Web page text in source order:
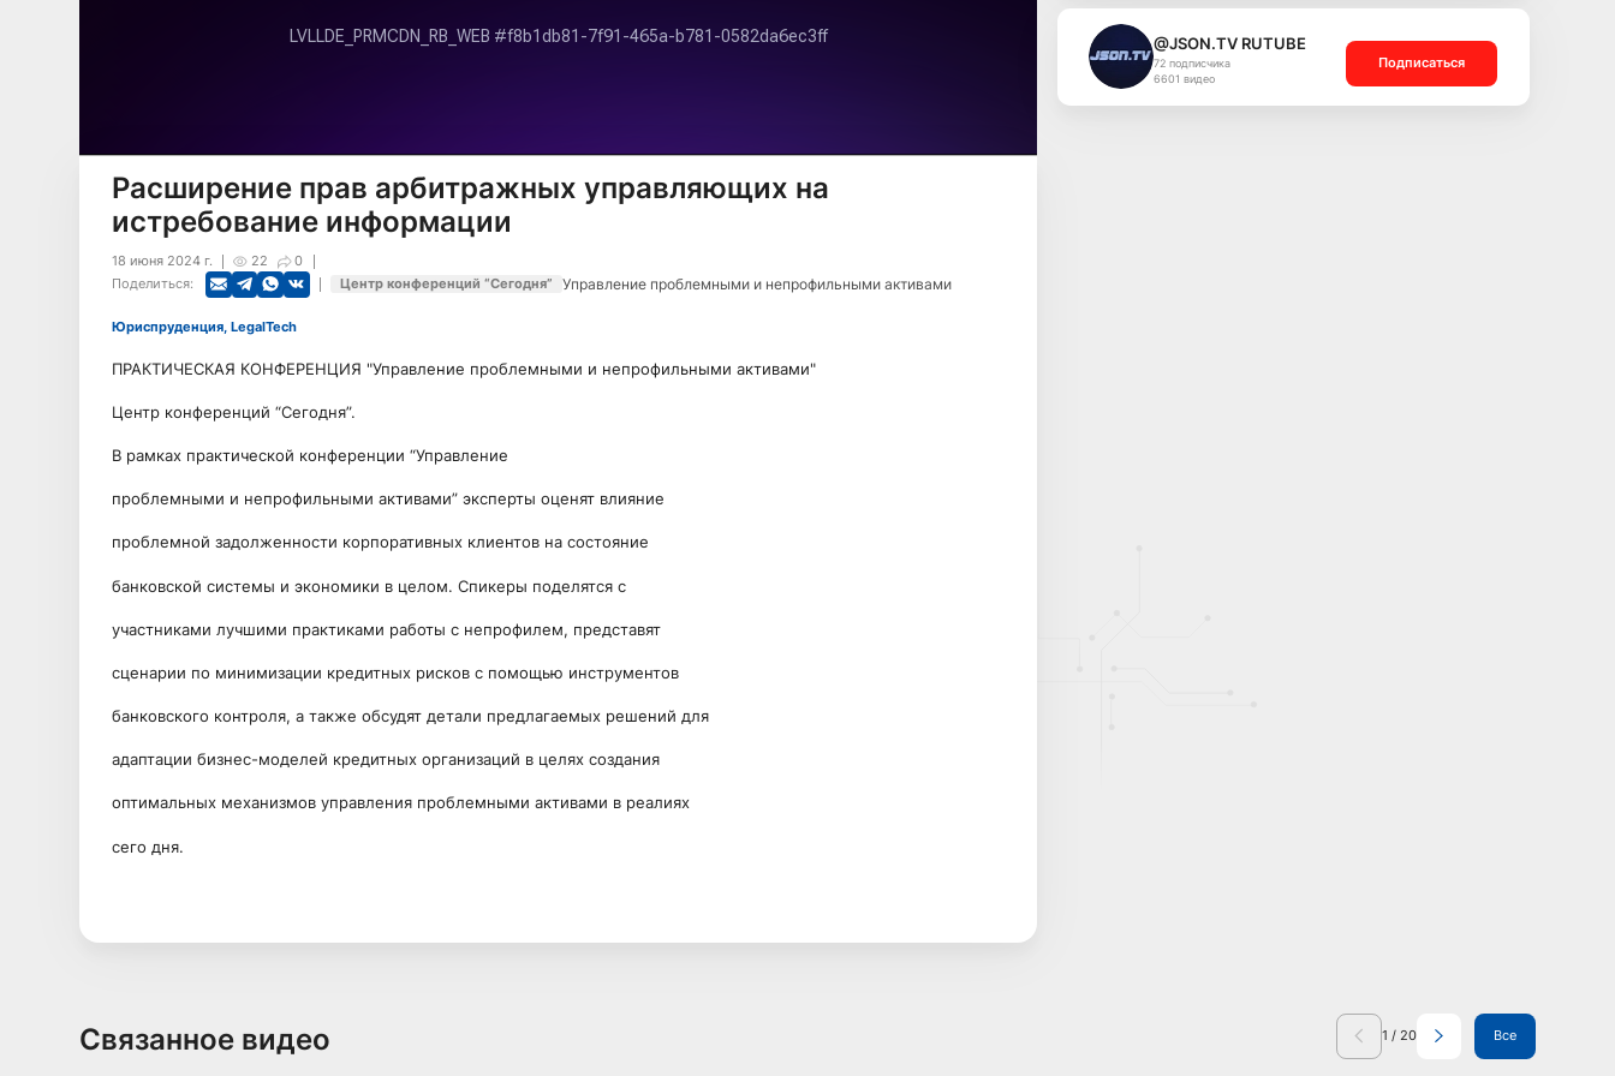
Расширение прав арбитражных управляющих на
истребование информации
22 0
18 июня 2024 г.
Поделиться:
Центр конференций “Сегодня” Управление проблемными и непрофильными активами
Юриспруденция, LegalTech
ПРАКТИЧЕСКАЯ КОНФЕРЕНЦИЯ "Управление проблемными и непрофильными активами"
Центр конференций “Сегодня”.
В рамках практической конференции “Управление
проблемными и непрофильными активами” эксперты оценят влияние
проблемной задолженности корпоративных клиентов на состояние
банковской системы и экономики в целом. Спикеры поделятся с
участниками лучшими практиками работы с непрофилем, представят
сценарии по минимизации кредитных рисков с помощью инструментов
банковского контроля, а также обсудят детали предлагаемых решений для
адаптации бизнес-моделей кредитных организаций в целях создания
оптимальных механизмов управления проблемными активами в реалиях
сего дня.
@JSON.TV RUTUBE
72 подписчика
6601 видео
Подписаться
Связанное видео 1 / 20 Все